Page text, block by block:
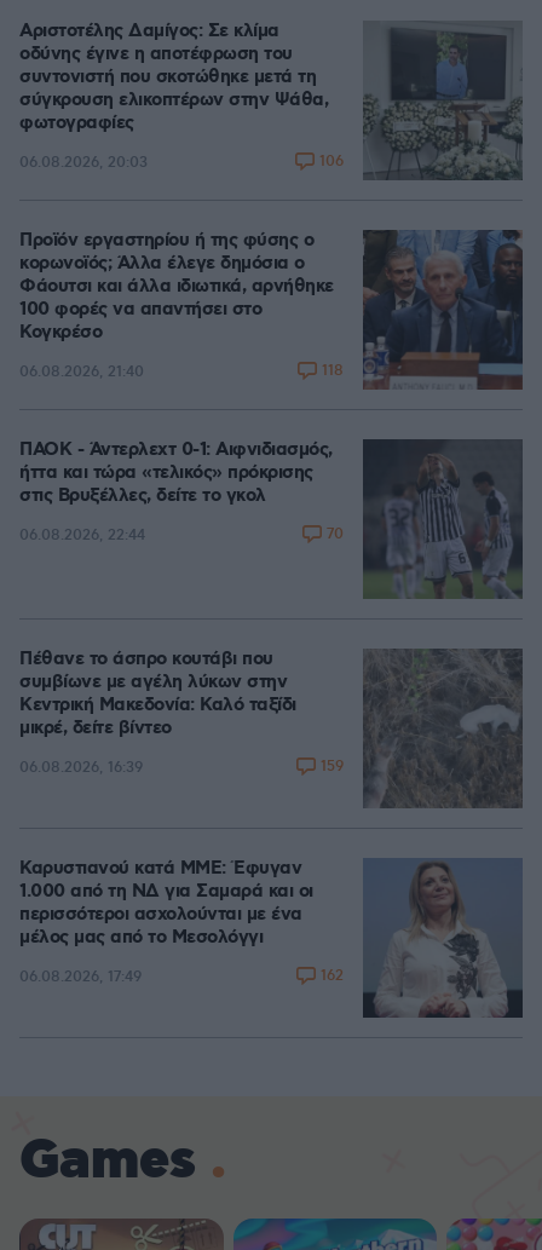
Αριστοτέλης Δαμίγος: Σε κλίμα
οδύνης έγινε η αποτέφρωση του
συντονιστή που σκοτώθηκε μετά τη
σύγκρουση ελικοπτέρων στην Ψάθα,
φωτογραφίες
06.08.2026, 20:03 106
Προϊόν εργαστηρίου ή της φύσης ο
κορωνοϊός; Άλλα έλεγε δημόσια ο
Φάουτσι και άλλα ιδιωτικά, αρνήθηκε
100 φορές να απαντήσει στο
Κογκρέσο
06.08.2026, 21:40 118
ΠΑΟΚ - Άντερλεχτ 0-1: Αιφνιδιασμός,
ήττα και τώρα «τελικός» πρόκρισης
στις Βρυξέλλες, δείτε το γκολ
06.08.2026, 22:44 70
Πέθανε το άσπρο κουτάβι που
συμβίωνε με αγέλη λύκων στην
Κεντρική Μακεδονία: Καλό ταξίδι
μικρέ, δείτε βίντεο
06.08.2026, 16:39 159
Καρυστιανού κατά ΜΜΕ: Έφυγαν
1.000 από τη ΝΔ για Σαμαρά και οι
περισσότεροι ασχολούνται με ένα
μέλος μας από το Μεσολόγγι
06.08.2026, 17:49 162
Games